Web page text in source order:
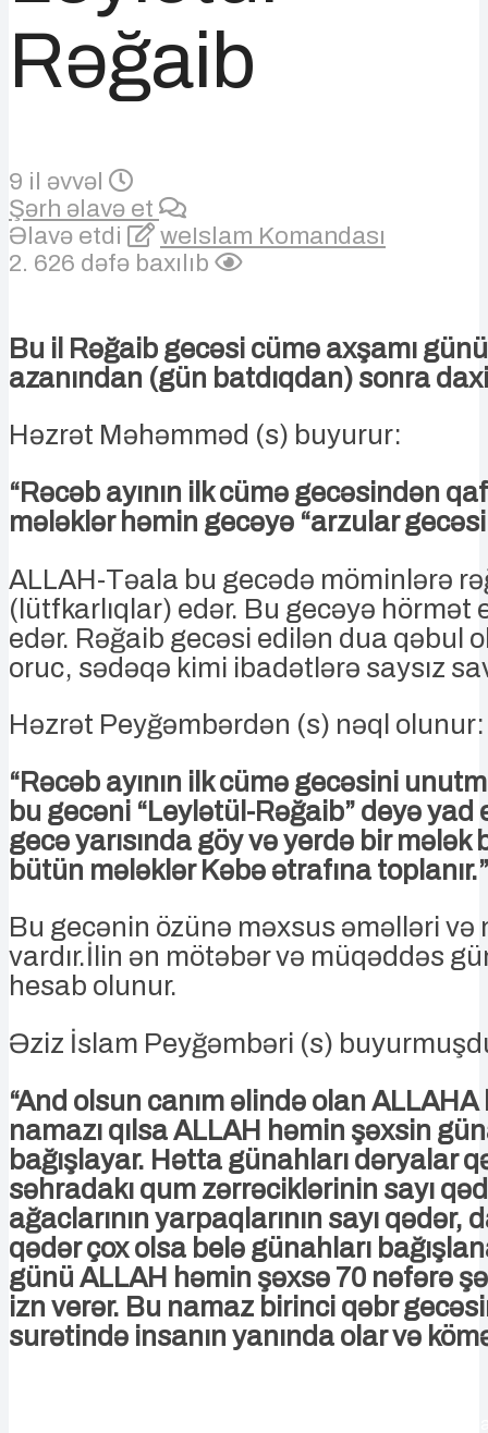
Rəğaib
9 il əvvəl
Şərh əlavə et
Əlavə etdi
weIslam Komandası
2. 626 dəfə baxılıb
Bu il Rəğaib gecəsi cümə axşamı
azanından (gün batdıqdan) sonra
Həzrət Məhəmməd (s) buyurur:
“Rəcəb ayının ilk cümə gecəsindən
mələklər həmin gecəyə “arzular
ALLAH-Təala bu gecədə möminlərə
(lütfkarlıqlar) edər. Bu gecəyə hörmət
edər. Rəğaib gecəsi edilən dua qəbul
oruc, sədəqə kimi ibadətlərə saysız
Həzrət Peyğəmbərdən (s) nəql olunur:
“Rəcəb ayının ilk cümə gecəsini
bu gecəni “Leylətül-Rəğaib” deyə yad
gecə yarısında göy və yerdə bir mələk
bütün mələklər Kəbə ətrafına toplanır.”
Bu gecənin özünə məxsus əməlləri və
vardır.İlin ən mötəbər və müqəddəs
hesab olunur.
Əziz İslam Peyğəmbəri (s)
“And olsun canım əlində olan ALLAHA
namazı qılsa ALLAH həmin şəxsin
bağışlayar. Hətta günahları dəryalar
səhradakı qum zərrəciklərinin sayı
ağaclarının yarpaqlarının sayı qədər,
qədər çox olsa belə günahları
günü ALLAH həmin şəxsə 70 nəfərə
izn verər. Bu namaz birinci qəbr
surətində insanın yanında olar və